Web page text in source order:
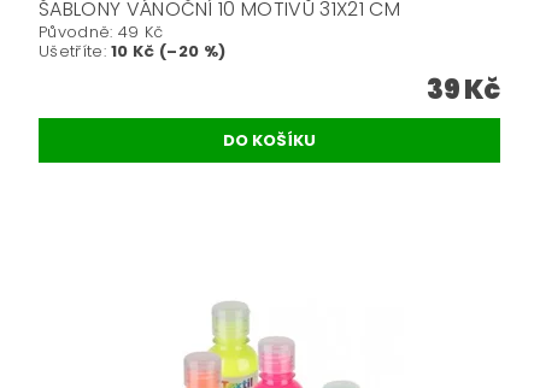
ŠABLONY VÁNOČNÍ 10 MOTIVŮ 31X21 CM
Původně: 49 Kč
Ušetříte:10 Kč (–20 %)
39 Kč